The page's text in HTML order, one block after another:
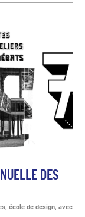
DES
école de design, avec